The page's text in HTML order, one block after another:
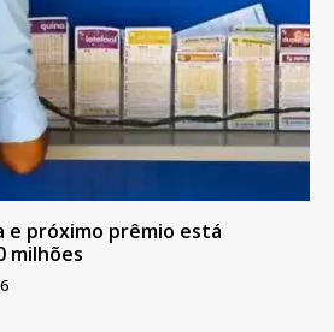
e próximo prêmio está
milhões